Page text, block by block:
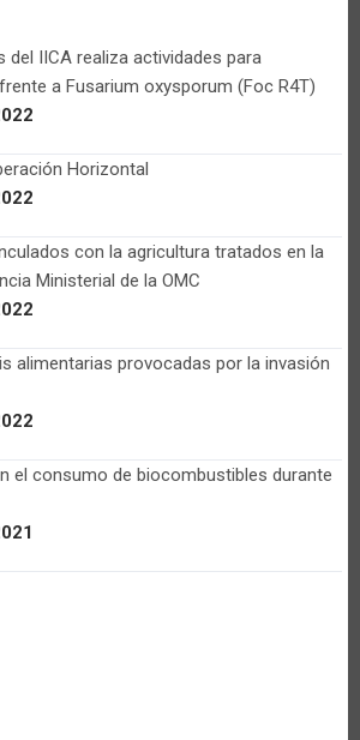
del IICA realiza actividades para
a Fusarium oxysporum (Foc R4T)
Horizontal
con la agricultura tratados en la
Ministerial de la OMC
alimentarias provocadas por la invasión
el consumo de biocombustibles durante